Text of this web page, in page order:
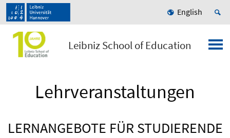
English
Leibniz School of Education
Lehrveranstaltungen
LERNANGEBOTE FÜR STUDIERENDE